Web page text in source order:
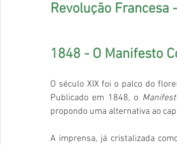
Revolução Francesa
1848 - O Manifesto
O século XIX foi o palco do
Publicado em 1848, o
propondo uma alternativa ao
A imprensa, já cristalizada